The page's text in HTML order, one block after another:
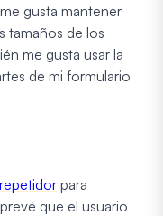
gusta mantener
tamaños de los
me gusta usar la
de mi formulario
para
que el usuario